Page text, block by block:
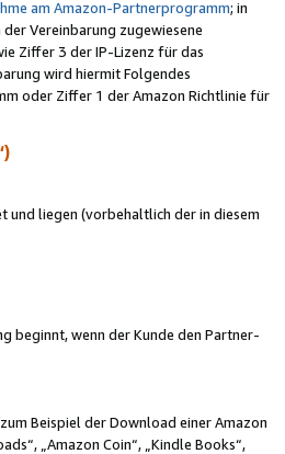
am Amazon-Partnerprogramm; in
Vereinbarung zugewiesene
Ziffer 3 der IP-Lizenz für das
wird hiermit Folgendes
oder Ziffer 1 der Amazon Richtlinie für
und liegen (vorbehaltlich der in diesem
beginnt, wenn der Kunde den Partner-
Beispiel der Download einer Amazon
„Amazon Coin“, „Kindle Books“,